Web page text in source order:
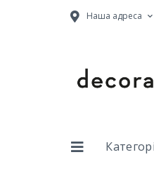
Наша адреса